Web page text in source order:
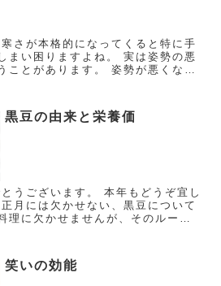
さが本格的になってくると特に手
まい困りますよね。 実は姿勢の悪
ことがあります。 姿勢が悪くなっ
黒豆の由来と栄養価
うございます。 本年もどうぞ宜し
月には欠かせない、黒豆について
理に欠かせませんが、そのルーツ
笑いの効能